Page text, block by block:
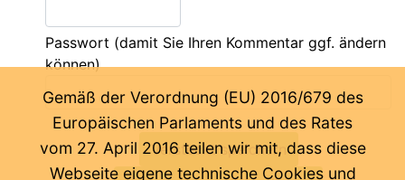
Passwort (damit Sie Ihren Kommentar ggf. ändern
können)
Gemäß der Verordnung (EU) 2016/679 des
Europäischen Parlaments und des Rates
vom 27. April 2016 teilen wir mit, dass diese
Webseite eigene technische Cookies und